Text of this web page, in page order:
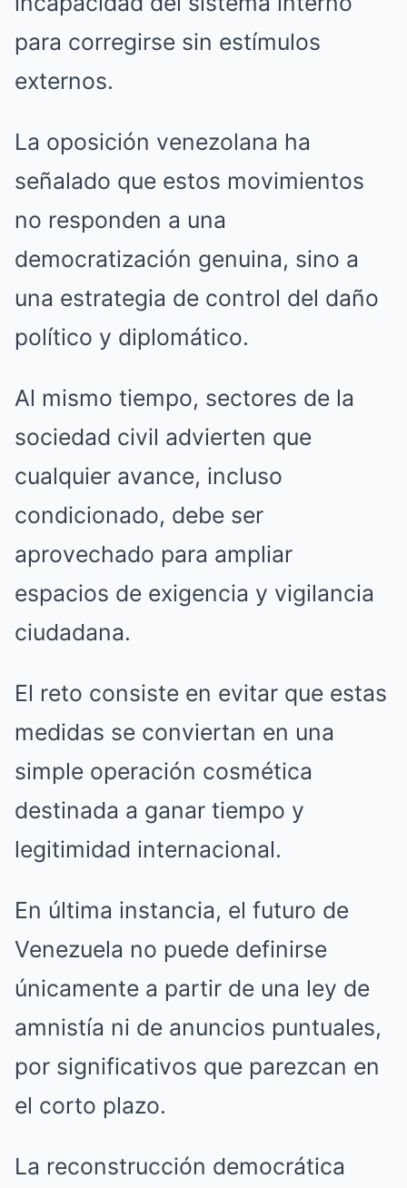
para corregirse sin estímulos
externos.
La oposición venezolana ha
señalado que estos movimientos
no responden a una
democratización genuina, sino a
una estrategia de control del daño
político y diplomático.
Al mismo tiempo, sectores de la
sociedad civil advierten que
cualquier avance, incluso
condicionado, debe ser
aprovechado para ampliar
espacios de exigencia y vigilancia
ciudadana.
El reto consiste en evitar que estas
medidas se conviertan en una
simple operación cosmética
destinada a ganar tiempo y
legitimidad internacional.
En última instancia, el futuro de
Venezuela no puede definirse
únicamente a partir de una ley de
amnistía ni de anuncios puntuales,
por significativos que parezcan en
el corto plazo.
La reconstrucción democrática